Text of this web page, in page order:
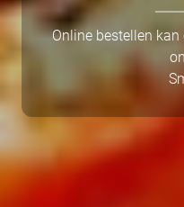
Online bestellen